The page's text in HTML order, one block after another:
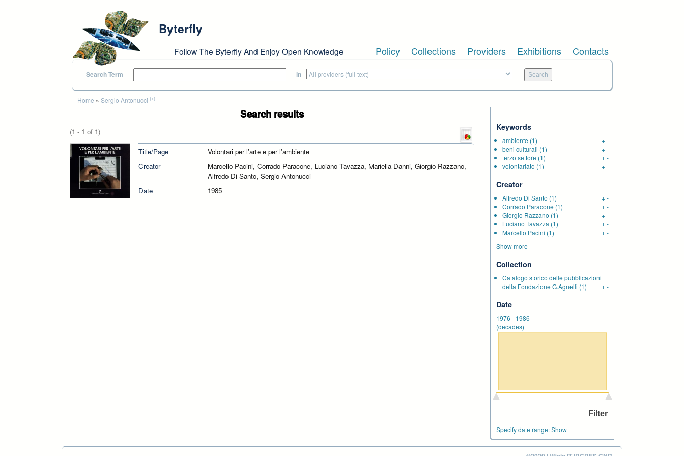
Byterfly
Follow The Byterfly And Enjoy Open Knowledge Policy Collections Providers Exhibitions Contacts
Search Term in
You are here
Home » Sergio Antonucci (x)
Search results
(1 - 1 of 1)
Title/Page
Volontari per l'arte e per l'ambiente
Creator
Marcello Pacini, Corrado Paracone, Luciano Tavazza, Mariella Danni, Giorgio Razzano,
Alfredo Di Santo, Sergio Antonucci
Date
1985
Keywords
ambiente (1) +-
beni culturali (1) +-
terzo settore (1) +-
volontariato (1) +-
Creator
Alfredo Di Santo (1) +-
Corrado Paracone (1) +-
Giorgio Razzano (1) +-
Luciano Tavazza (1) +-
Marcello Pacini (1) +-
Show more
Collection
Catalogo storico delle pubblicazioni
della Fondazione G.Agnelli (1) +-
Date
1976 - 1986
(decades)
Specify date range:Show